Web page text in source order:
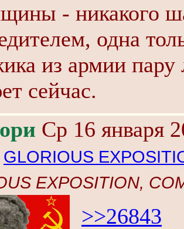
- никакого
одна
из армии пару
сейчас.
Ср 16 января
GLORIOUS
EXPOSITION,
>>26843